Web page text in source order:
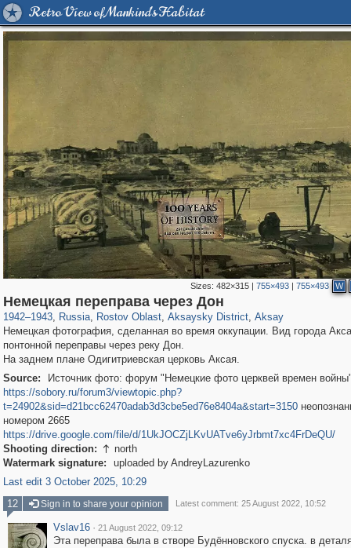
Retro View of Mankind's Habitat
Sizes: 482×315| 755×493| 755×493 W
Немецкая переправа через Дон
1942–1943, Russia
1,406,672 29,243
, Rostov Oblast
31,024 475
, Aksaysky District
556 34
, Aksay
Немецкая фотография, сделанная во время оккупации. Вид города
понтонной переправы через реку Дон.
На заднем плане Одигитриевская церковь Аксая.
Source:
Источник фото: форум "Немецкие фото церквей времен
https://sobory.ru/forum3/viewtopic.php?
t=24902&sid=d21bcc62470adab3d3cbe5ed76e8404a&start=3150
номером 2665
https://drive.google.com/file/d/1UkJOCZjLKvUATve6yJrbmt7xc4FrDeQU/
Shooting direction:  north
Watermark signature:
uploaded by AndreyLazurenko
Last edit 3 October 2025, 10:29
12
Sign in to share your opinion Latest comment: 25 August 2022, 10:52
Vslav16 · 21 August 2022, 09:12
Эта переправа была в створе Будённовского спуска. в